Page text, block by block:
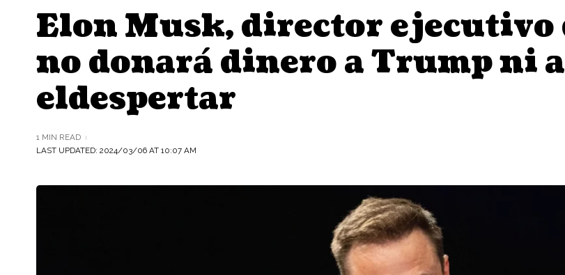
Elon Musk, director ejecutivo
no donará dinero a Trump ni
eldespertar
LAST UPDATED: 2024/03/06 AT 10:07 AM
1 MIN READ